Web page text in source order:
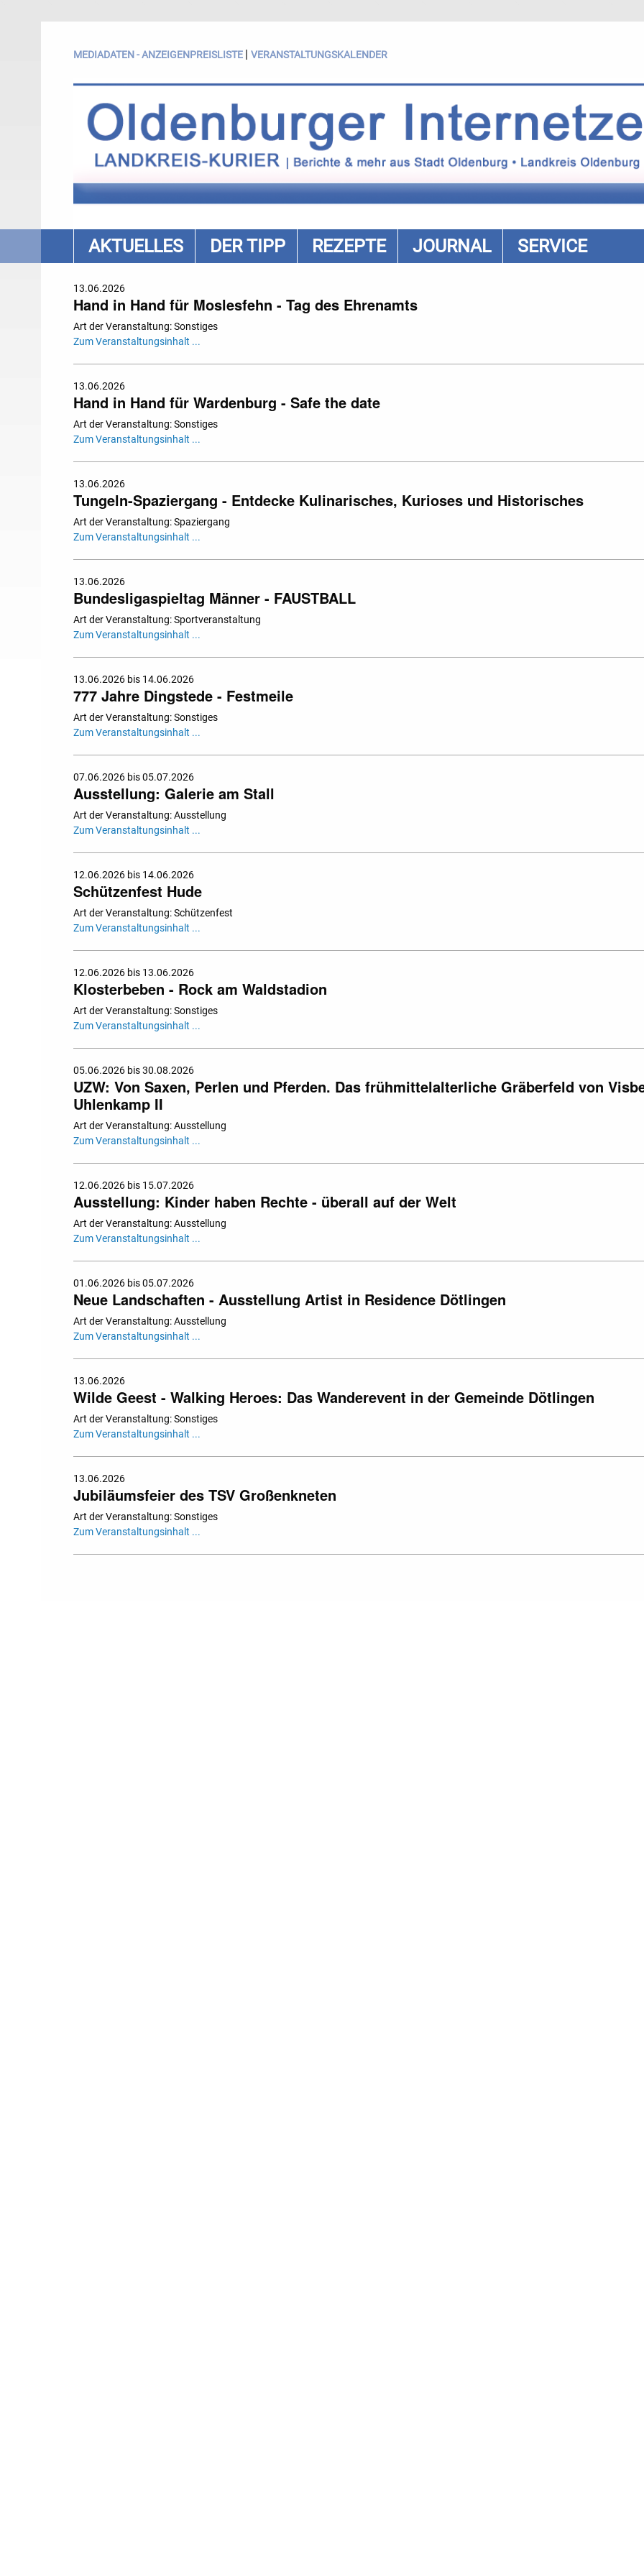
MEDIADATEN - ANZEIGENPREISLISTE | VERANSTALTUNGSKALENDER
AKTUELLES DER TIPP REZEPTE JOURNAL SERVICE
13.06.2026
Hand in Hand für Moslesfehn - Tag des Ehrenamts
Art der Veranstaltung: Sonstiges
Zum Veranstaltungsinhalt ...
13.06.2026
Hand in Hand für Wardenburg - Safe the date
Art der Veranstaltung: Sonstiges
Zum Veranstaltungsinhalt ...
13.06.2026
Tungeln-Spaziergang - Entdecke Kulinarisches, Kurioses und Historisches
Art der Veranstaltung: Spaziergang
Zum Veranstaltungsinhalt ...
13.06.2026
Bundesligaspieltag Männer - FAUSTBALL
Art der Veranstaltung: Sportveranstaltung
Zum Veranstaltungsinhalt ...
13.06.2026 bis 14.06.2026
777 Jahre Dingstede - Festmeile
Art der Veranstaltung: Sonstiges
Zum Veranstaltungsinhalt ...
07.06.2026 bis 05.07.2026
Ausstellung: Galerie am Stall
Art der Veranstaltung: Ausstellung
Zum Veranstaltungsinhalt ...
12.06.2026 bis 14.06.2026
Schützenfest Hude
Art der Veranstaltung: Schützenfest
Zum Veranstaltungsinhalt ...
12.06.2026 bis 13.06.2026
Klosterbeben - Rock am Waldstadion
Art der Veranstaltung: Sonstiges
Zum Veranstaltungsinhalt ...
05.06.2026 bis 30.08.2026
UZW: Von Saxen, Perlen und Pferden. Das frühmittelalterliche Gräberfeld von
Uhlenkamp II
Art der Veranstaltung: Ausstellung
Zum Veranstaltungsinhalt ...
12.06.2026 bis 15.07.2026
Ausstellung: Kinder haben Rechte - überall auf der Welt
Art der Veranstaltung: Ausstellung
Zum Veranstaltungsinhalt ...
01.06.2026 bis 05.07.2026
Neue Landschaften - Ausstellung Artist in Residence Dötlingen
Art der Veranstaltung: Ausstellung
Zum Veranstaltungsinhalt ...
13.06.2026
Wilde Geest - Walking Heroes: Das Wanderevent in der Gemeinde Dötlingen
Art der Veranstaltung: Sonstiges
Zum Veranstaltungsinhalt ...
13.06.2026
Jubiläumsfeier des TSV Großenkneten
Art der Veranstaltung: Sonstiges
Zum Veranstaltungsinhalt ...